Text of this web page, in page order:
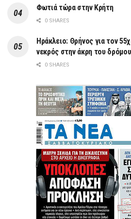
Φωτιά τώρα στην Κρήτη
0 SHARES
Ηράκλειο: Θρήνος για τον
νεκρός στην άκρη του
0 SHARES